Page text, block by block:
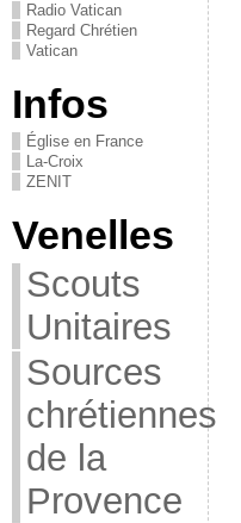
Radio Vatican
Regard Chrétien
Vatican
Infos
Église en France
La-Croix
ZENIT
Venelles
Scouts
Unitaires
Sources
chrétiennes
de la
Provence